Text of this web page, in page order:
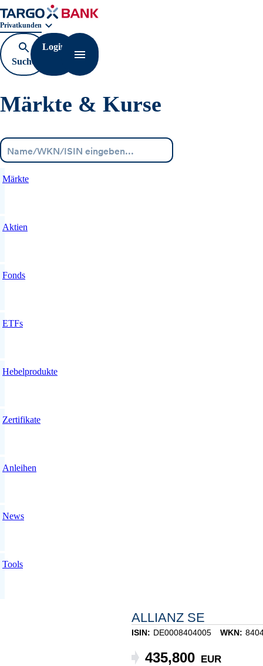
Geschäftsbereichnavigation. Aktuelle Auswahl:
Privatkunden
Suche
öffnen
Login
Navigation öffnen
Märkte & Kurse
Märkte
Aktien
Fonds
ETFs
Hebelprodukte
Zertifikate
Anleihen
News
Tools
ALLIANZ SE
ISIN: DE0008404005 WKN:
435,800 EUR